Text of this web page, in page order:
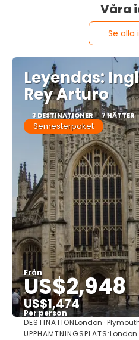
Våra
Se alla
Leyendas:
Rey Arturo
3 DESTINATIONER 7 NÄTTER
Semesterpaket
Från
US$2,948
US$1,474
Per person
Se
DESTINATIONLondon ·
UPPHÄMTNINGSPLATS:London